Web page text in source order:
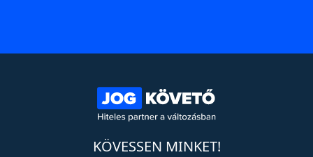
KÖVESSEN MINKET!